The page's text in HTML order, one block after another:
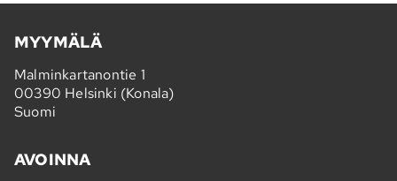
MYYMÄLÄ
Malminkartanontie 1
00390 Helsinki (Konala)
Suomi
AVOINNA